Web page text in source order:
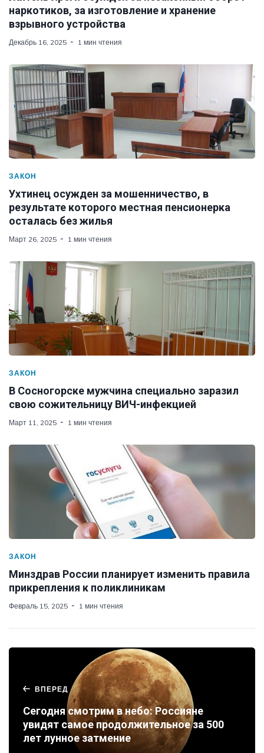
наркотиков, за изготовление и хранение
взрывного устройства
Декабрь 16, 2025 1 мин чтения
ЗАКОН
Ухтинец осужден за мошенничество, в
результате которого местная пенсионерка
осталась без жилья
Март 26, 2025 1 мин чтения
ЗАКОН
В Сосногорске мужчина специально заразил
свою сожительницу ВИЧ-инфекцией
Март 11, 2025 1 мин чтения
ЗАКОН
Минздрав России планирует изменить правила
прикрепления к поликлиникам
Февраль 15, 2025 1 мин чтения
ВПЕРЕД
Сегодня смотрим в небо: Россияне
увидят самое продолжительное за 500
лет лунное затмение